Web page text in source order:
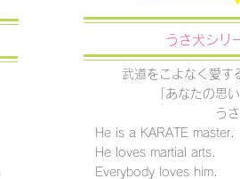
うさ犬シリ
武道をこよなく愛す
「あなたの思
う
He is a KARATE master.
He loves martial arts.
Everybody loves him.